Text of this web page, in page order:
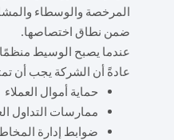
المرخصة والوسطاء
ضمن نطاق اختصاصها.
عادةً أن الشركة يجب أن
حماية أموال العملاء
ممارسات التداول
ضوابط إدارة